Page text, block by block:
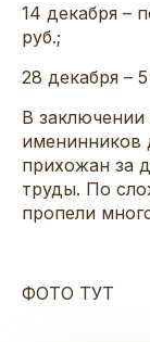
14 декабря –
руб.;
28 декабря –
В
именинников
прихожан за
труды. По
пропели
ФОТО ТУТ